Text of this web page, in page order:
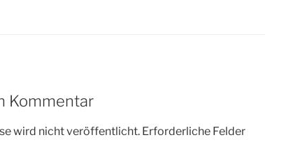
Kommentar
wird nicht veröffentlicht. Erforderliche Felder